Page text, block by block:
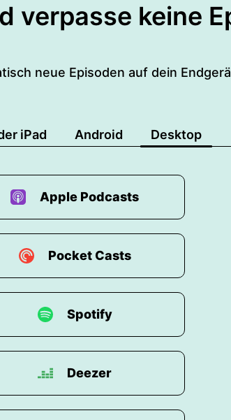
verpasse keine
neue Episoden auf dein
iPad Android Desktop
Apple Podcasts
Pocket Casts
Spotify
Deezer